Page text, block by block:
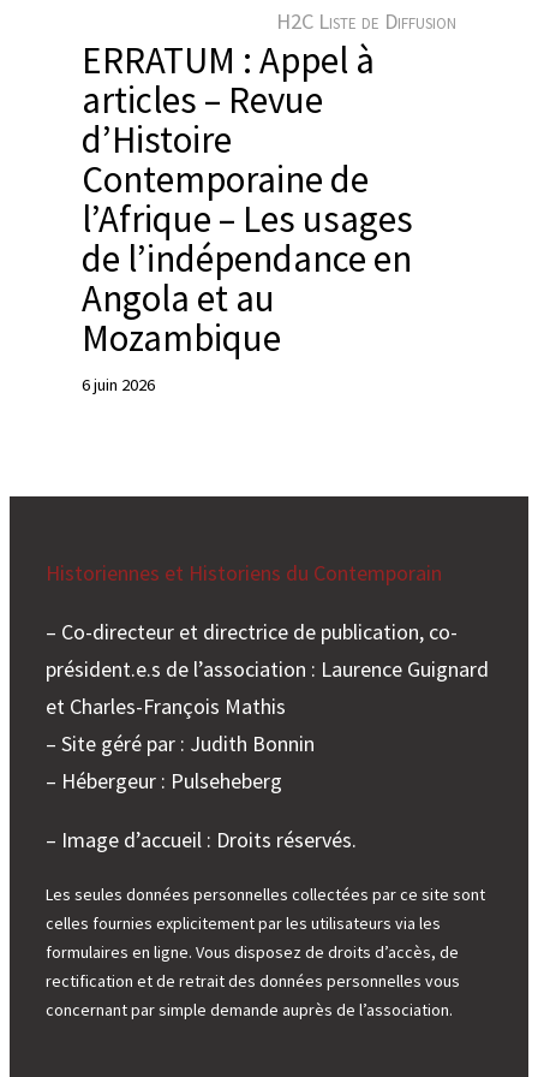
r
H2C Liste de Diffusion
ERRATUM : Appel à
articles – Revue
d’Histoire
Contemporaine de
l’Afrique – Les usages
de l’indépendance en
Angola et au
Mozambique
6 juin 2026
Historiennes et Historiens du Contemporain
– Co-directeur et directrice de publication, co-
président.e.s de l’association : Laurence Guignard
et Charles-François Mathis
– Site géré par : Judith Bonnin
– Hébergeur : Pulseheberg
– Image d’accueil : Droits réservés.
Les seules données personnelles collectées par ce site sont
celles fournies explicitement par les utilisateurs via les
formulaires en ligne. Vous disposez de droits d’accès, de
rectification et de retrait des données personnelles vous
concernant par simple demande auprès de l’association.